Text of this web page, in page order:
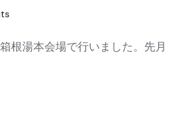
根湯本会場で行いました。先月